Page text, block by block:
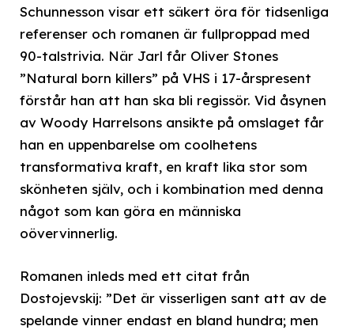
Schunnesson visar ett säkert öra för tidsenliga
referenser och romanen är fullproppad med
90-talstrivia. När Jarl får Oliver Stones
”Natural born killers” på VHS i 17-årspresent
förstår han att han ska bli regissör. Vid åsynen
av Woody Harrelsons ansikte på omslaget får
han en uppenbarelse om coolhetens
transformativa kraft, en kraft lika stor som
skönheten själv, och i kombination med denna
något som kan göra en människa
oövervinnerlig.
Romanen inleds med ett citat från
Dostojevskij: ”Det är visserligen sant att av de
spelande vinner endast en bland hundra; men